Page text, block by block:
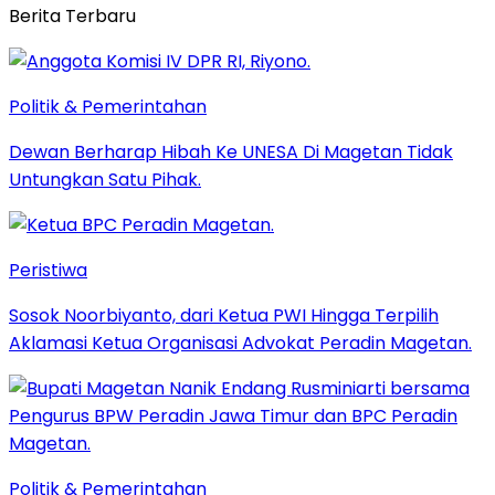
Berita Terbaru
Politik & Pemerintahan
Dewan Berharap Hibah Ke UNESA Di Magetan Tidak
Untungkan Satu Pihak.
Peristiwa
Sosok Noorbiyanto, dari Ketua PWI Hingga Terpilih
Aklamasi Ketua Organisasi Advokat Peradin Magetan.
Politik & Pemerintahan